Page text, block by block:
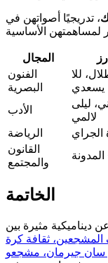
، تدريجيًا أصواتهن في
المجال
الفنون
البصرية
للا
يسعدي
الأدب
ليلى
لالمي
الرياضة
الجراي
القانون
والمجتمع
المدونة
الخاتمة
مثيرة بين
المشجعين، ثقافة كرة